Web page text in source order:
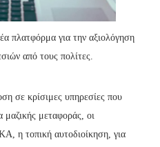
πλατφόρμα για την αξιολόγηση
από τους πολίτες.
σε κρίσιμες υπηρεσίες που
μαζικής μεταφοράς, οι
η τοπική αυτοδιοίκηση, για